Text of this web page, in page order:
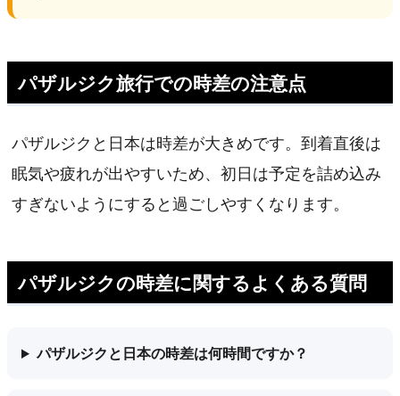
パザルジク旅行での時差の注意点
パザルジクと日本は時差が大きめです。到着直後は
眠気や疲れが出やすいため、初日は予定を詰め込み
すぎないようにすると過ごしやすくなります。
パザルジクの時差に関するよくある質問
パザルジクと日本の時差は何時間ですか？